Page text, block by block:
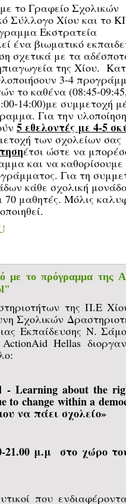
το Γραφείο Σχολικών
Σύλλογο Χίου και το
Εκστρατεία
ένα βιωματικό
σχετικά με τα
της Χίου.
3-4
το καθένα (08:45-
14:00)με συμμετοχή
Για την
5 εθελοντές με 4-5
των σχολείων σας
έτσι ώστε να
και να καθορίσουμε
Για τη
κάθε σχολική
μαθητές. Μόλις
με το πρόγραμμα της
της Π.Ε
Σχολικών
Εκπαίδευσης Ν.
Hellas
- Learning about the
to change within a
να πάει σχολείο»
21.00 μ.μ στο χώρο
που